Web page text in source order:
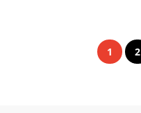
1 2